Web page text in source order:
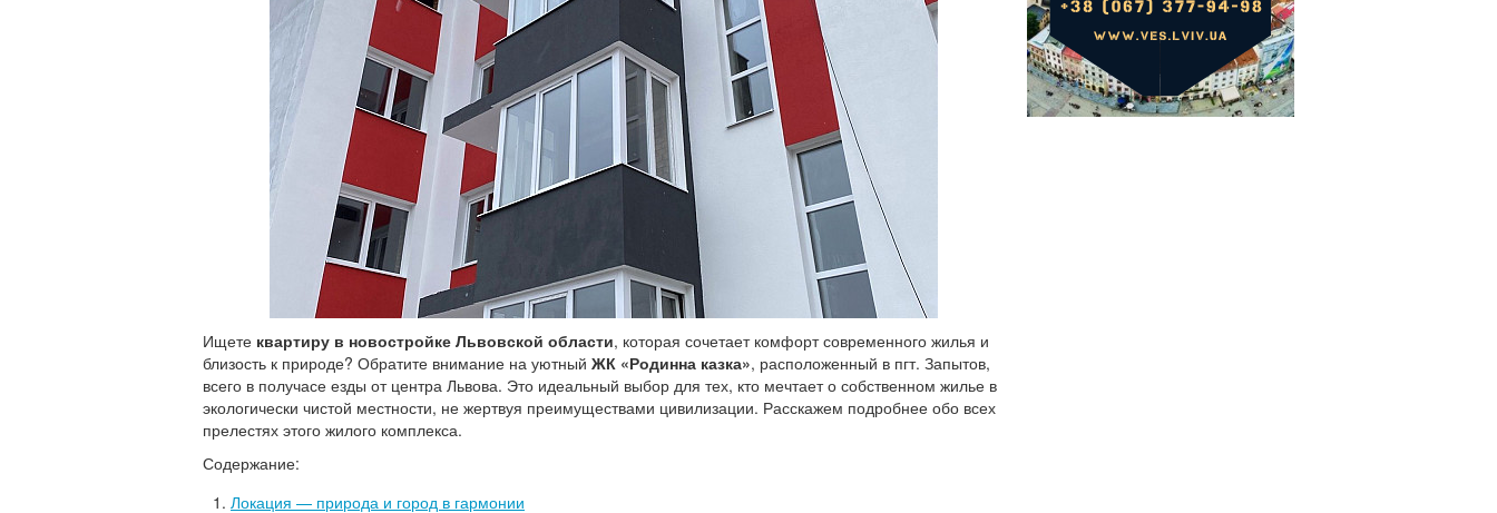
Ищете квартиру в новостройке Львовской области, которая сочетает комфорт современного жилья и
близость к природе? Обратите внимание на уютный ЖК «Родинна казка», расположенный в пгт. Запытов,
всего в получасе езды от центра Львова. Это идеальный выбор для тех, кто мечтает о собственном жилье в
экологически чистой местности, не жертвуя преимуществами цивилизации. Расскажем подробнее обо всех
прелестях этого жилого комплекса.
Содержание:
Локация — природа и город в гармонии